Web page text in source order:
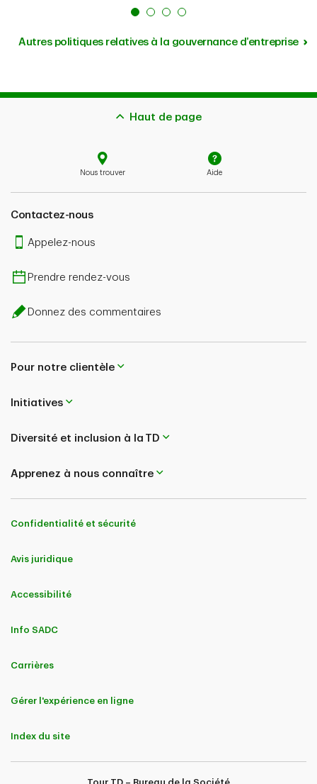
Autres politiques relatives à la gouvernance d’entreprise
Haut de page
Nous trouver Aide
Contactez-nous
Appelez-nous
Prendre rendez-vous
Donnez des commentaires
Pour notre clientèle
Initiatives
Diversité et inclusion à la TD
Apprenez à nous connaître
Confidentialité et sécurité
Avis juridique
Accessibilité
Info SADC
Carrières
Gérer l'expérience en ligne
Index du site